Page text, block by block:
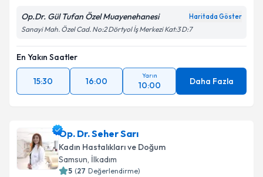
Op.Dr. Gül Tufan Özel Muayenehanesi Haritada Göster
Sanayi Mah. Özel Cad. No:2 Dörtyol İş Merkezi Kat:3 D:7
En Yakın Saatler
15:30 16:00
Yarın
10:00 Daha Fazla
Op. Dr. Seher Sarı
Kadın Hastalıkları ve Doğum
Samsun, İlkadım
5 (27 Değerlendirme)